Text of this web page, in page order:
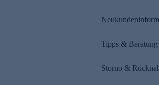
Tipps & Beratung
Storno &